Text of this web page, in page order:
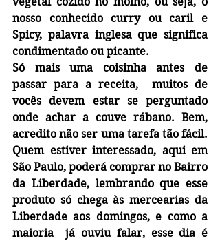
nosso conhecido curry ou caril e
Spicy, palavra inglesa que significa
condimentado ou picante.
Só mais uma coisinha antes de
passar para a receita,  muitos de
vocês devem estar se perguntado
onde achar a couve rábano. Bem,
acredito não ser uma tarefa tão fácil.
Quem estiver interessado, aqui em
São Paulo, poderá comprar no Bairro
da Liberdade, lembrando que esse
produto só chega às mercearias da
Liberdade aos domingos, e como a
maioria  já ouviu falar, esse dia é